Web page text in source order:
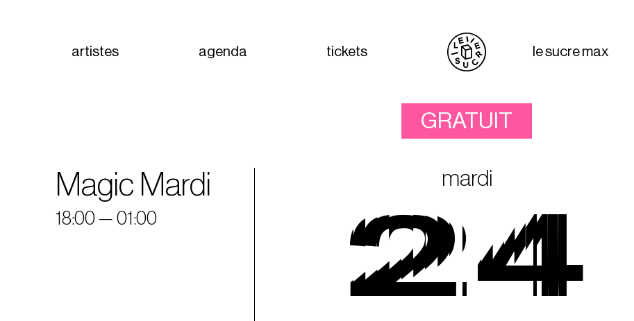
artistes agenda tickets le sucre max
GRATUIT
Magic Mardi
18:00 — 01:00
mardi
24